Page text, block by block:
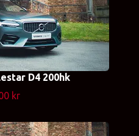
D4 200hk
kr